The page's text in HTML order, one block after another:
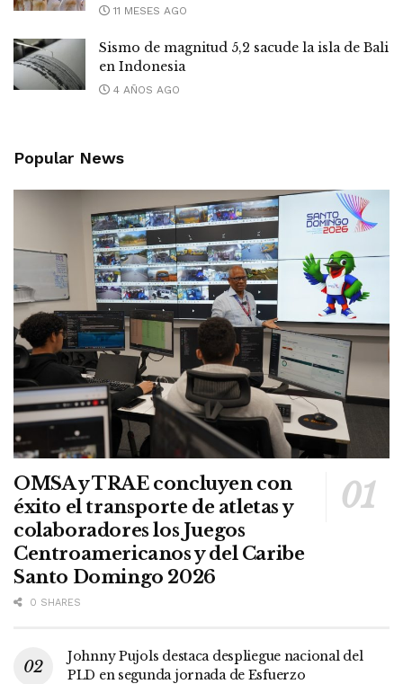
11 MESES AGO
Sismo de magnitud 5,2 sacude la isla de Bali
en Indonesia
4 AÑOS AGO
Popular News
OMSA y TRAE concluyen con
éxito el transporte de atletas y
colaboradores los Juegos
Centroamericanos y del Caribe
Santo Domingo 2026
0 SHARES
Johnny Pujols destaca despliegue nacional del
PLD en segunda jornada de Esfuerzo